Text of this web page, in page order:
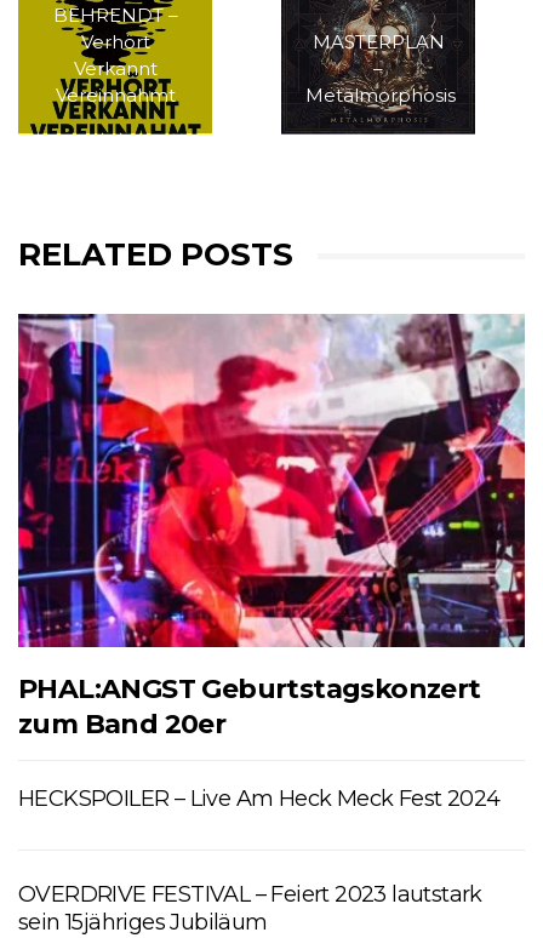
BEHRENDT –
Verhört
Verkannt
Vereinnahmt
MASTERPLAN
–
Metalmorphosis
RELATED POSTS
PHAL:ANGST Geburtstagskonzert
zum Band 20er
HECKSPOILER – Live Am Heck Meck Fest 2024
OVERDRIVE FESTIVAL – Feiert 2023 lautstark
sein 15jähriges Jubiläum